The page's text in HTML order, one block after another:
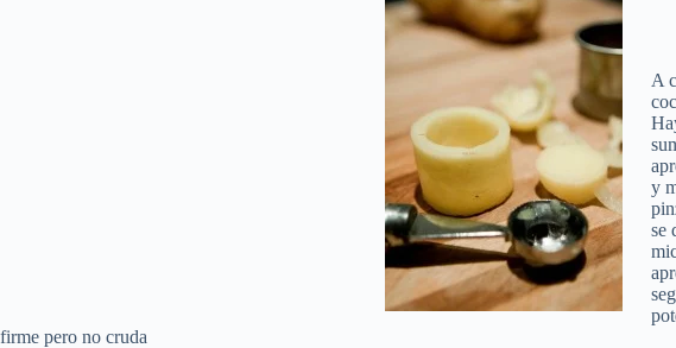
A
y
se
firme pero no cruda